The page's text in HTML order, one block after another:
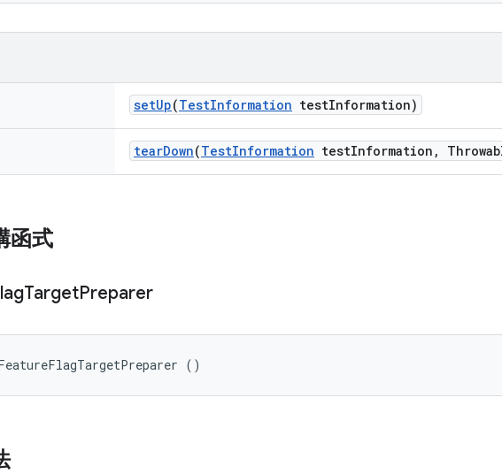
setUp(TestInformation testInformation)
tearDown(TestInformation testInformation ,
函式
TargetPreparer
()